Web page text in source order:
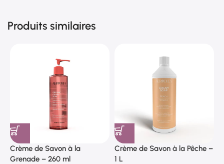
Produits similaires
Crème de Savon à la
Grenade – 260 ml
Crème de Savon à la Pêche –
1 L